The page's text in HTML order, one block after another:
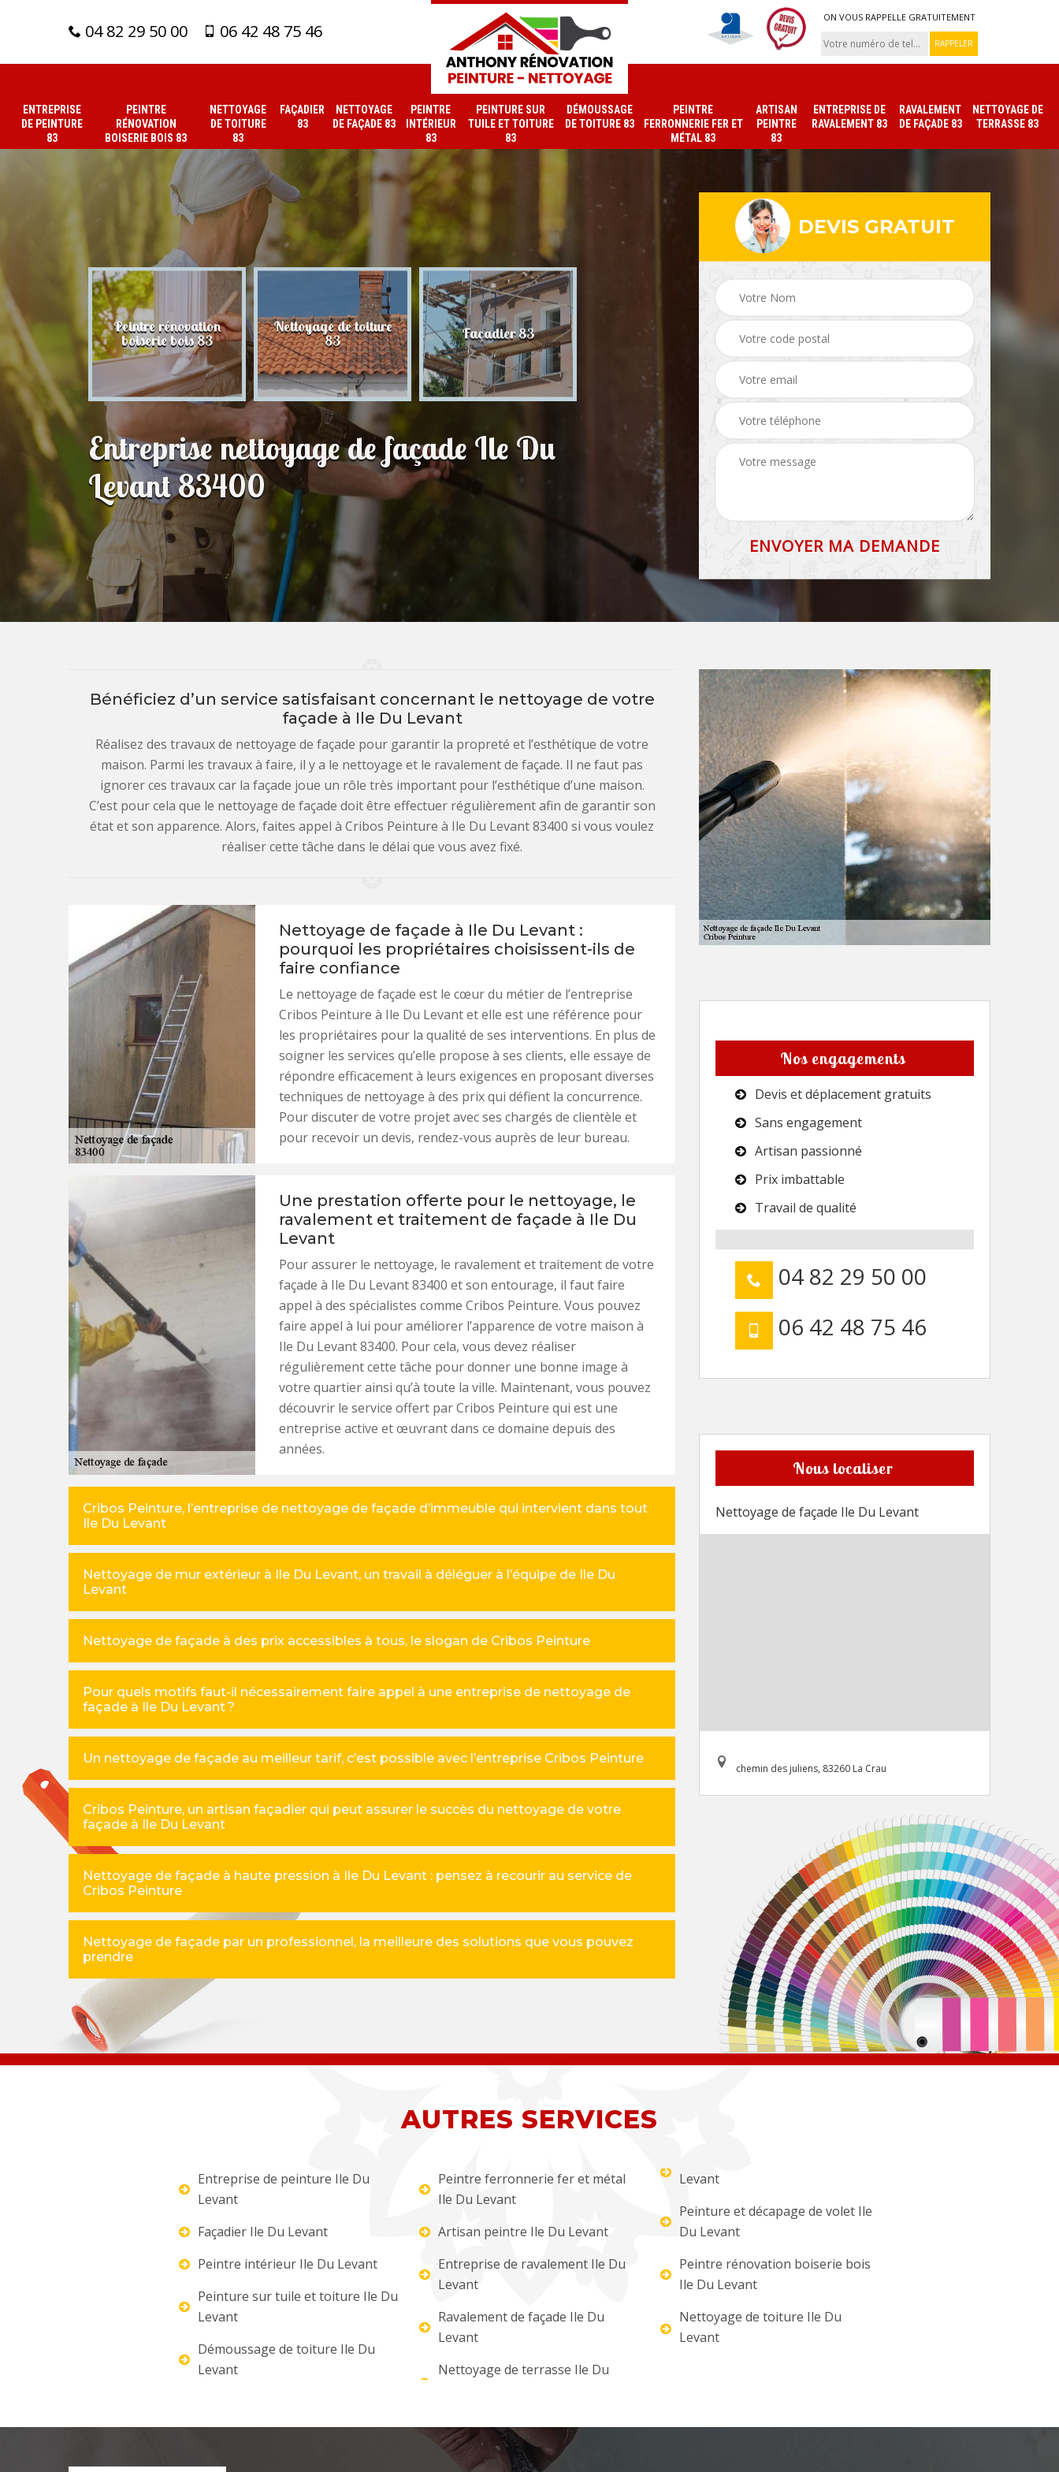
04 82 29 50 00 06 42 48 75 46
ON VOUS RAPPELLE GRATUITEMENT
ENTREPRISE
DE PEINTURE
83
PEINTRE
RÉNOVATION
BOISERIE BOIS 83
NETTOYAGE
DE TOITURE
83
FAÇADIER
83
NETTOYAGE
DE FAÇADE 83
PEINTRE
INTÉRIEUR
83
PEINTURE SUR
TUILE ET TOITURE
83
DÉMOUSSAGE
DE TOITURE 83
PEINTRE
FERRONNERIE FER ET
MÉTAL 83
ARTISAN
PEINTRE
83
ENTREPRISE DE
RAVALEMENT 83
RAVALEMENT
DE FAÇADE 83
NETTOYAGE DE
TERRASSE 83
peinture Peintre rénovation
boiserie bois 83
Nettoyage de toiture
83 Façadier 83 Nettoyage de façade Peintre intérieur 83 Peinture sur tuile et
toiture 83
Entreprise nettoyage de façade Ile Du
Levant 83400
DEVIS GRATUIT
Bénéficiez d’un service satisfaisant concernant le nettoyage de votre
façade à Ile Du Levant
Réalisez des travaux de nettoyage de façade pour garantir la propreté et l’esthétique de votre
maison. Parmi les travaux à faire, il y a le nettoyage et le ravalement de façade. Il ne faut pas
ignorer ces travaux car la façade joue un rôle très important pour l’esthétique d’une maison.
C’est pour cela que le nettoyage de façade doit être effectuer régulièrement afin de garantir son
état et son apparence. Alors, faites appel à Cribos Peinture à Ile Du Levant 83400 si vous voulez
réaliser cette tâche dans le délai que vous avez fixé.
Nettoyage de façade à Ile Du Levant :
pourquoi les propriétaires choisissent-ils de
faire confiance
Le nettoyage de façade est le cœur du métier de l’entreprise
Cribos Peinture à Ile Du Levant et elle est une référence pour
les propriétaires pour la qualité de ses interventions. En plus de
soigner les services qu’elle propose à ses clients, elle essaye de
répondre efficacement à leurs exigences en proposant diverses
techniques de nettoyage à des prix qui défient la concurrence.
Pour discuter de votre projet avec ses chargés de clientèle et
pour recevoir un devis, rendez-vous auprès de leur bureau.
Une prestation offerte pour le nettoyage, le
ravalement et traitement de façade à Ile Du
Levant
Pour assurer le nettoyage, le ravalement et traitement de votre
façade à Ile Du Levant 83400 et son entourage, il faut faire
appel à des spécialistes comme Cribos Peinture. Vous pouvez
faire appel à lui pour améliorer l’apparence de votre maison à
Ile Du Levant 83400. Pour cela, vous devez réaliser
régulièrement cette tâche pour donner une bonne image à
votre quartier ainsi qu’à toute la ville. Maintenant, vous pouvez
découvrir le service offert par Cribos Peinture qui est une
entreprise active et œuvrant dans ce domaine depuis des
années.
Cribos Peinture, l’entreprise de nettoyage de façade d’immeuble qui intervient dans tout
Ile Du Levant
Nettoyage de mur extérieur à Ile Du Levant, un travail à déléguer à l’équipe de Ile Du
Levant
Nettoyage de façade à des prix accessibles à tous, le slogan de Cribos Peinture
Pour quels motifs faut-il nécessairement faire appel à une entreprise de nettoyage de
façade à Ile Du Levant ?
Un nettoyage de façade au meilleur tarif, c’est possible avec l’entreprise Cribos Peinture
Cribos Peinture, un artisan façadier qui peut assurer le succès du nettoyage de votre
façade à Ile Du Levant
Nettoyage de façade à haute pression à Ile Du Levant : pensez à recourir au service de
Cribos Peinture
Nettoyage de façade par un professionnel, la meilleure des solutions que vous pouvez
prendre
Nos engagements
Devis et déplacement gratuits
Sans engagement
Artisan passionné
Prix imbattable
Travail de qualité
04 82 29 50 00
06 42 48 75 46
Nous localiser
Nettoyage de façade Ile Du Levant
chemin des juliens, 83260 La Crau
AUTRES SERVICES
Entreprise de peinture Ile Du
Levant
Façadier Ile Du Levant
Peintre intérieur Ile Du Levant
Peinture sur tuile et toiture Ile Du
Levant
Démoussage de toiture Ile Du
Levant
Peintre ferronnerie fer et métal
Ile Du Levant
Artisan peintre Ile Du Levant
Entreprise de ravalement Ile Du
Levant
Ravalement de façade Ile Du
Levant
Nettoyage de terrasse Ile Du
Levant
Peinture et décapage de volet Ile
Du Levant
Peintre rénovation boiserie bois
Ile Du Levant
Nettoyage de toiture Ile Du
Levant